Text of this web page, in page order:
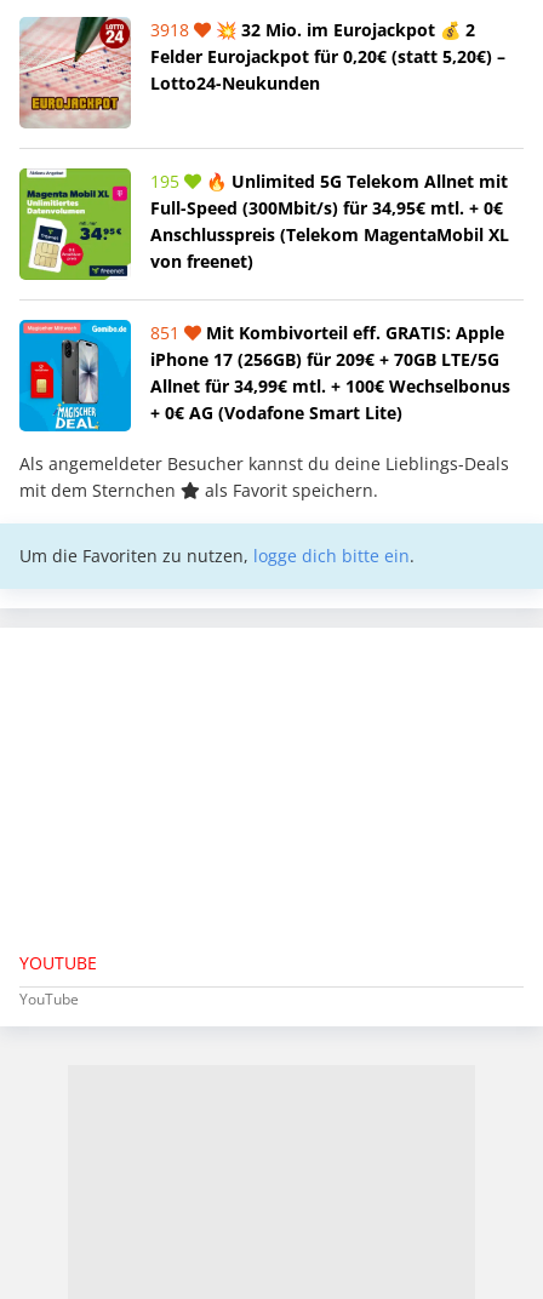
3918
💥 32 Mio. im Eurojackpot 💰 2
Felder Eurojackpot für 0,20€ (statt 5,20€) –
Lotto24-Neukunden
195
🔥 Unlimited 5G Telekom Allnet mit
Full-Speed (300Mbit/s) für 34,95€ mtl. + 0€
Anschlusspreis (Telekom MagentaMobil XL
von freenet)
851
Mit Kombivorteil eff. GRATIS: Apple
iPhone 17 (256GB) für 209€ + 70GB LTE/5G
Allnet für 34,99€ mtl. + 100€ Wechselbonus
+ 0€ AG (Vodafone Smart Lite)
Als angemeldeter Besucher kannst du deine Lieblings-Deals
mit dem Sternchen
als Favorit speichern.
Um die Favoriten zu nutzen, logge dich bitte ein.
YOUTUBE
YouTube